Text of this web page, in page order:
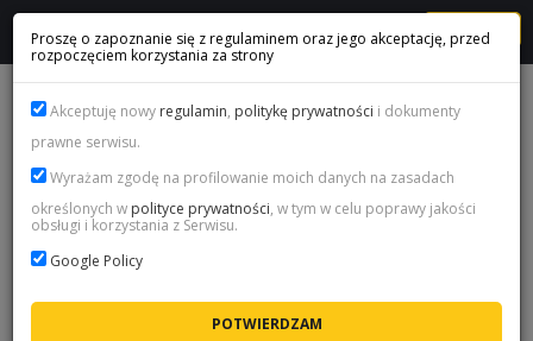
MENU
KOMPLETNY PORADNIK O FC 26 BLACK FRIDAY:
THUNDERSTRUCK
Proszę o zapoznanie się z regulaminem oraz jego akceptację, przed
rozpoczęciem korzystania za strony
Akceptuję nowy regulamin, politykę prywatności i dokumenty
prawne serwisu.
Wyrażam zgodę na profilowanie moich danych na zasadach
określonych w polityce prywatności, w tym w celu poprawy jakości
obsługi i korzystania z Serwisu.
Google Policy